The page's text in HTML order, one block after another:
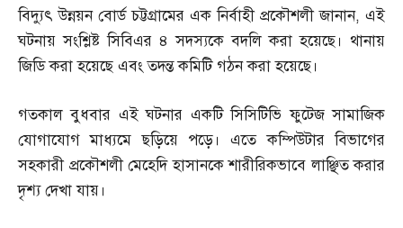
বিদ্যুৎ উন্নয়ন বোর্ড চট্টগ্রামের এক নির্বাহী প্রকৌশলী জানান, এই
ঘটনায় সংশ্লিষ্ট সিবিএর ৪ সদস্যকে বদলি করা হয়েছে। থানায়
জিডি করা হয়েছে এবং তদন্ত কমিটি গঠন করা হয়েছে।
গতকাল বুধবার এই ঘটনার একটি সিসিটিভি ফুটেজ সামাজিক
যোগাযোগ মাধ্যমে ছড়িয়ে পড়ে। এতে কম্পিউটার বিভাগের
সহকারী প্রকৌশলী মেহেদি হাসানকে শারীরিকভাবে লাঞ্ছিত করার
দৃশ্য দেখা যায়।